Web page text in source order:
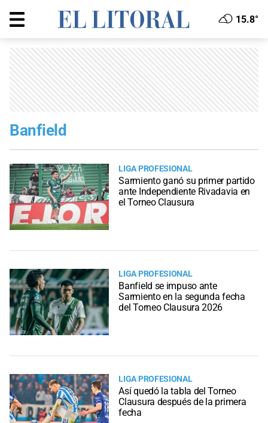
15.8°
Banfield
LIGA PROFESIONAL
Sarmiento ganó su primer partido
ante Independiente Rivadavia en
el Torneo Clausura
LIGA PROFESIONAL
Banfield se impuso ante
Sarmiento en la segunda fecha
del Torneo Clausura 2026
LIGA PROFESIONAL
Así quedó la tabla del Torneo
Clausura después de la primera
fecha